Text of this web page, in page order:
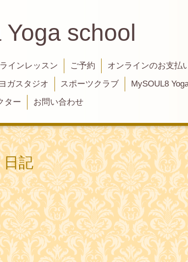
school
インレッスン ご予約
オンラインのお支払
ガスタジオ スポーツクラブ
MySOUL8
ター
お問い合わせ
日記